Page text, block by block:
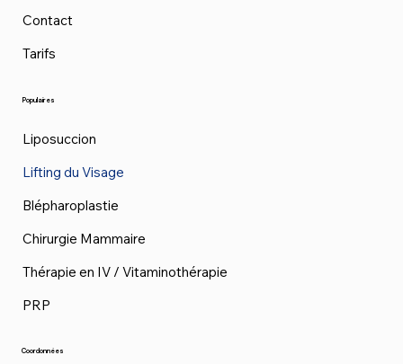
Contact
Tarifs
Populaires
Liposuccion
Lifting du Visage
Blépharoplastie
Chirurgie Mammaire
Thérapie en IV / Vitaminothérapie
PRP
Coordonnées